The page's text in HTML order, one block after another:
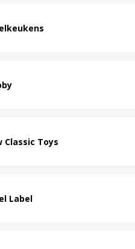
Classic Toys
Label